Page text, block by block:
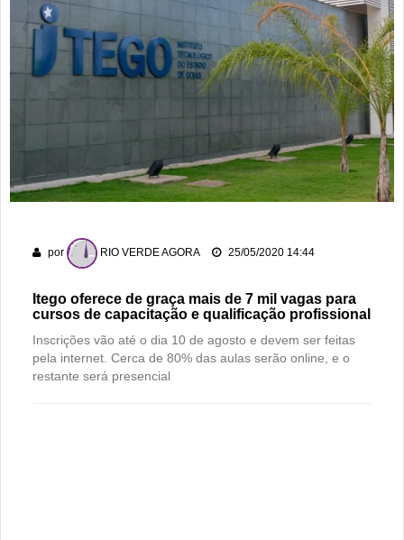
suas próprias respostas
Homem é detido por violência doméstica no Setor
Gameleira
Polícia Militar recupera bicicleta furtada e prende suspeito
em flagrante em Montividiu
Menos é Mais faz show gratuito hoje em Rio Verde na festa
dos 178 anos da cidade
Rio Verde encara o Bom Jesus às 10h de domingo em jogo
com cara de decisão antecipada
por RIO VERDE AGORA 25/05/2020 14:44
Itego oferece de graça mais de 7 mil vagas para
cursos de capacitação e qualificação profissional
Inscrições vão até o dia 10 de agosto e devem ser feitas
pela internet. Cerca de 80% das aulas serão online, e o
restante será presencial